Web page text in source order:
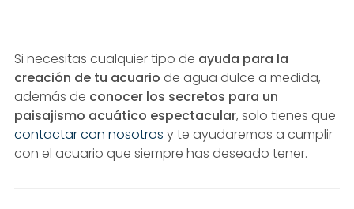
Si necesitas cualquier tipo de ayuda para la
creación de tu acuario de agua dulce a medida,
además de conocer los secretos para un
paisajismo acuático espectacular, solo tienes que
contactar con nosotros y te ayudaremos a cumplir
con el acuario que siempre has deseado tener.